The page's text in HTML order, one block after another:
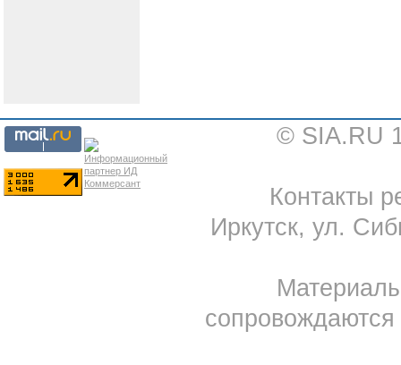
© SIA.RU
Контакты
Иркутск, ул.